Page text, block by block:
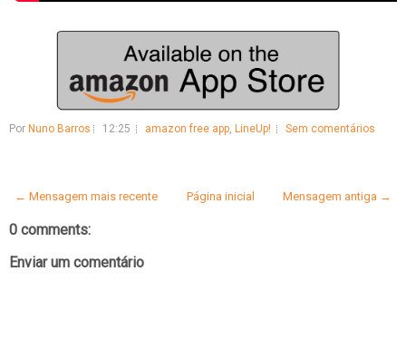
Por Nuno Barros 12:25 amazon free app, LineUp! Sem comentários
← Mensagem mais recente Mensagem antiga →
Página inicial
0 comments:
Enviar um comentário